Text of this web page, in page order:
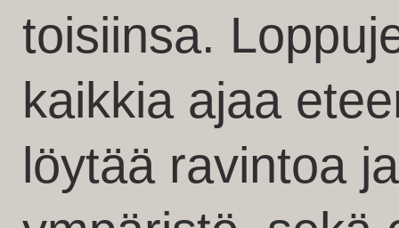
toisiinsa.
kaikkia ajaa
löytää ravintoa